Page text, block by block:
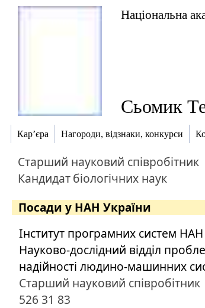
Національна
Сьомик
Кар’єра Нагороди, відзнаки, конкурси
Старший науковий співробітник
Кандидатбіологічних наук
Посади у НАН України
Інститут програмних систем
Науково-дослідний відділ
надійності людино-машинних
Старший науковий співробітник
526 31 83